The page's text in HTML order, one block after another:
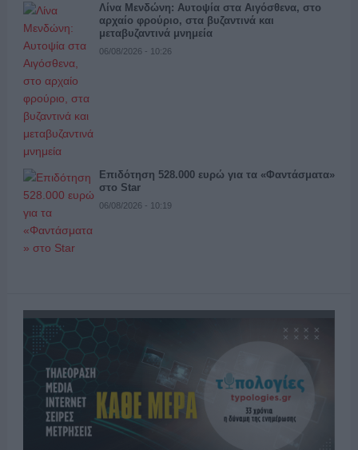
Λίνα Μενδώνη: Αυτοψία στα Αιγόσθενα, στο
αρχαίο φρούριο, στα βυζαντινά και
μεταβυζαντινά μνημεία
06/08/2026 - 10:26
Επιδότηση 528.000 ευρώ για τα «Φαντάσματα»
στο Star
06/08/2026 - 10:19